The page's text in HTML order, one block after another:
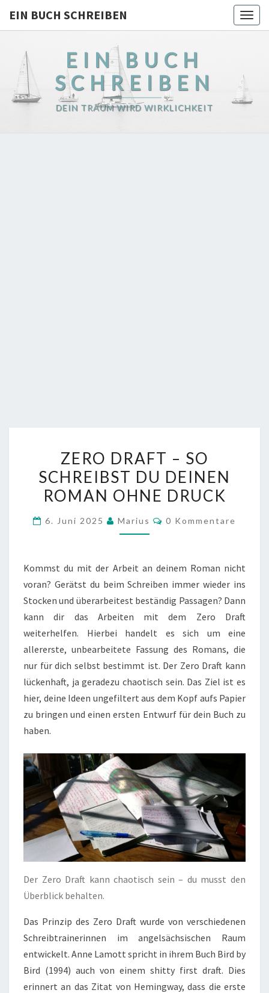
EIN BUCH SCHREIBEN
EIN BUCH
SCHREIBEN
DEIN TRAUM WIRD WIRKLICHKEIT
DRAFT
SO
DU
OHNE
DRUCK
ZERO DRAFT – SO
SCHREIBST DU DEINEN
ROMAN OHNE DRUCK
6. Juni 2025 Marius Kommentare
0 Kommentare
Kommst du mit der Arbeit an deinem Roman nicht
voran? Gerätst du beim Schreiben immer wieder ins
Stocken und überarbeitest beständig Passagen? Dann
kann dir das Arbeiten mit dem Zero Draft
weiterhelfen. Hierbei handelt es sich um eine
allererste, unbearbeitete Fassung des Romans, die
nur für dich selbst bestimmt ist. Der Zero Draft kann
lückenhaft, ja geradezu chaotisch sein. Das Ziel ist es
hier, deine Ideen ungefiltert aus dem Kopf aufs Papier
zu bringen und einen ersten Entwurf für dein Buch zu
haben.
Der Zero Draft kann chaotisch sein – du musst den
Überblick behalten.
Das Prinzip des Zero Draft wurde von verschiedenen
Schreibtrainerinnen im angelsächsischen Raum
entwickelt. Anne Lamott spricht in ihrem Buch Bird by
Bird (1994) auch von einem shitty first draft. Dies
erinnert an das Zitat von Hemingway, dass die erste